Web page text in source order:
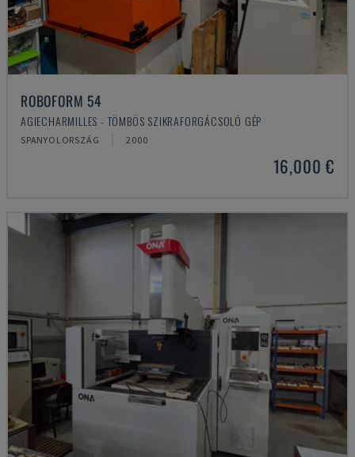
ROBOFORM 54
AGIECHARMILLES - TÖMBÖS SZIKRAFORGÁCSOLÓ GÉP
SPANYOLORSZÁG 2000
16,000 €